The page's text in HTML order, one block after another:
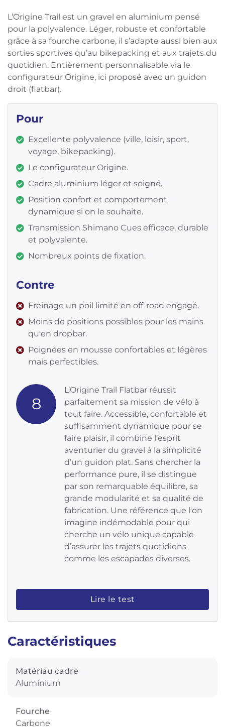
L’Origine Trail est un gravel en aluminium pensé
pour la polyvalence. Léger, robuste et confortable
grâce à sa fourche carbone, il s’adapte aussi bien aux
sorties sportives qu’au bikepacking et aux trajets du
quotidien. Entièrement personnalisable via le
configurateur Origine, ici proposé avec un guidon
droit (flatbar).
Pour
Excellente polyvalence (ville, loisir, sport,
voyage, bikepacking).
Le configurateur Origine.
Cadre aluminium léger et soigné.
Position confort et comportement
dynamique si on le souhaite.
Transmission Shimano Cues efficace, durable
et polyvalente.
Nombreux points de fixation.
Contre
Freinage un poil limité en off-road engagé.
Moins de positions possibles pour les mains
qu'en dropbar.
Poignées en mousse confortables et légères
mais perfectibles.
8
L’Origine Trail Flatbar réussit
parfaitement sa mission de vélo à
tout faire. Accessible, confortable et
suffisamment dynamique pour se
faire plaisir, il combine l’esprit
aventurier du gravel à la simplicité
d’un guidon plat. Sans chercher la
performance pure, il se distingue
par son remarquable équilibre, sa
grande modularité et sa qualité de
fabrication. Une référence que l'on
imagine indémodable pour qui
cherche un vélo unique capable
d’assurer les trajets quotidiens
comme les escapades diverses.
Lire le test
Caractéristiques
Matériau cadre
Aluminium
Fourche
Carbone